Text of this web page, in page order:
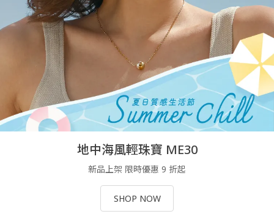
地中海風輕珠寶 ME30
新品上架 限時優惠 9 折起
SHOP NOW